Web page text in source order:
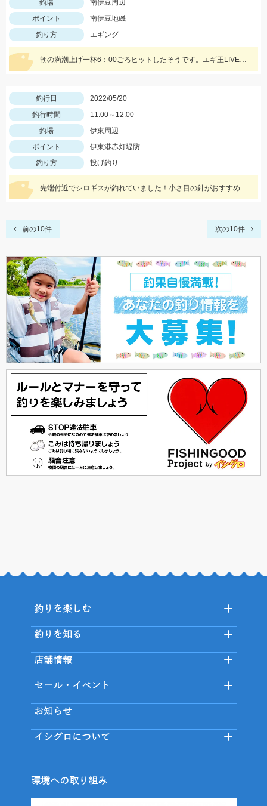
釣場
南伊豆周辺
ポイント
南伊豆地磯
釣り方
エギング
朝の満潮上げ一杯6：00ごろヒットしたそうです。エギ王LIVEシャロー3.5号ムラムラチェリーを使用。情報提供ありがとうございます！
釣行日
2022/05/20
釣行時間
11:00～12:00
釣場
伊東周辺
ポイント
伊東港赤灯堤防
釣り方
投げ釣り
先端付近でシロギスが釣れていました！小さ目の針がおすすめです。
前の10件 次の10件
釣りを楽しむ
釣りを知る
店舗情報
セール・イベント
お知らせ
イシグロについて
環境への取り組み